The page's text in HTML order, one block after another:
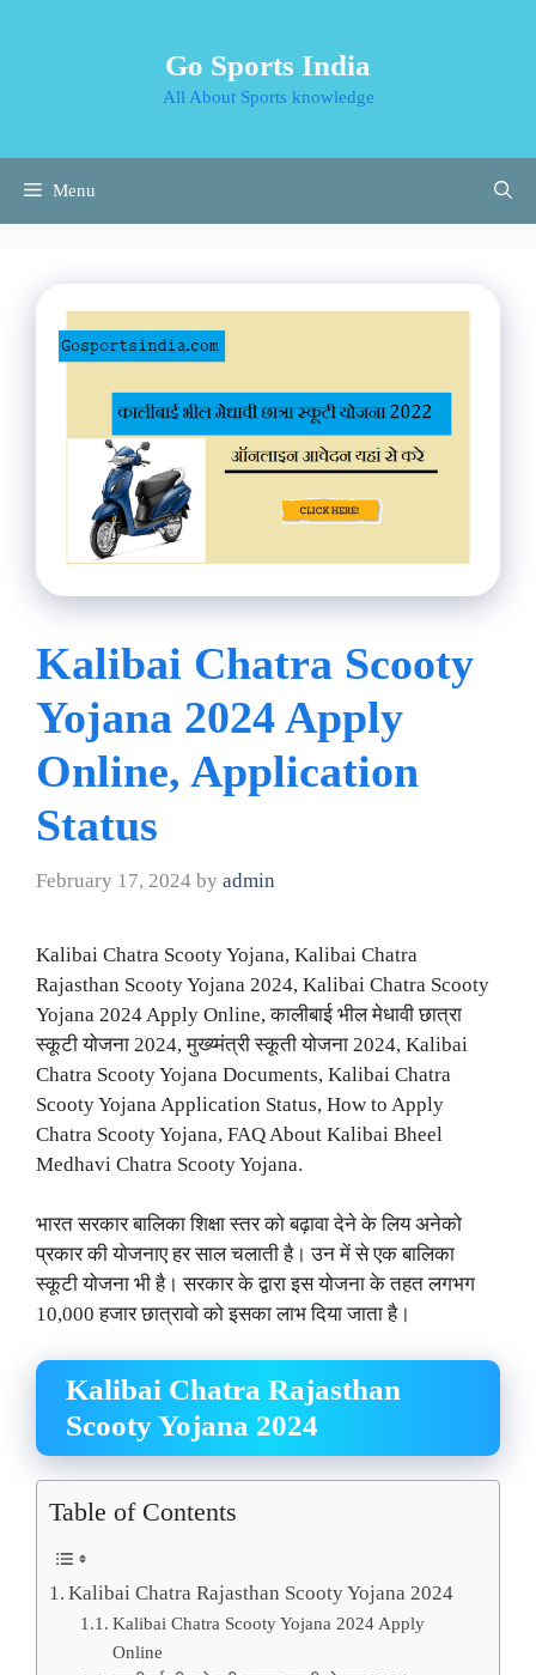
Go Sports India
All About Sports knowledge
Menu
Kalibai Chatra Scooty
Yojana 2024 Apply
Online, Application
Status
February 17, 2024 by admin
Kalibai Chatra Scooty Yojana, Kalibai Chatra
Rajasthan Scooty Yojana 2024, Kalibai Chatra Scooty
Yojana 2024 Apply Online, कालीबाई भील मेधावी छात्रा
स्कूटी योजना 2024, मुख्य्मंत्री स्कूती योजना 2024, Kalibai
Chatra Scooty Yojana Documents, Kalibai Chatra
Scooty Yojana Application Status, How to Apply
Chatra Scooty Yojana, FAQ About Kalibai Bheel
Medhavi Chatra Scooty Yojana.
भारत सरकार बालिका शिक्षा स्तर को बढ़ावा देने के लिय अनेको
प्रकार की योजनाए हर साल चलाती है। उन में से एक बालिका
स्कूटी योजना भी है। सरकार के द्वारा इस योजना के तहत लगभग
10,000 हजार छात्रावो को इसका लाभ दिया जाता है।
Kalibai Chatra Rajasthan
Scooty Yojana 2024
Table of Contents
Kalibai Chatra Rajasthan Scooty Yojana 2024
Kalibai Chatra Scooty Yojana 2024 Apply
Online